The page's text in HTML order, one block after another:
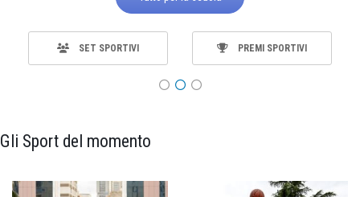
SET SPORTIVI PREMI SPORTIVI
Gli Sport del momento